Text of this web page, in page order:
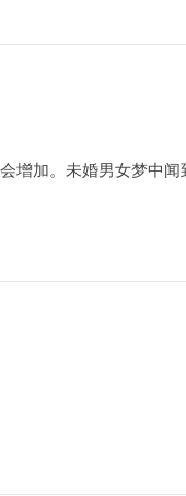
增加。未婚男女梦中